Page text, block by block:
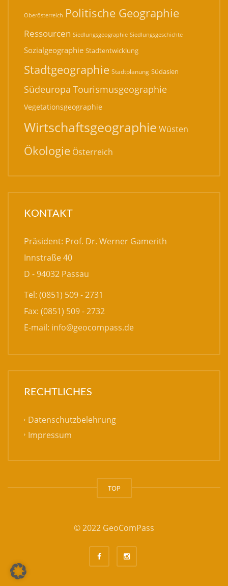
Oberösterreich Politische Geographie
Ressourcen Siedlungsgeographie Siedlungsgeschichte
Sozialgeographie Stadtentwicklung
Stadtgeographie Stadtplanung Südasien
Südeuropa Tourismusgeographie
Vegetationsgeographie
Wirtschaftsgeographie Wüsten
Ökologie Österreich
KONTAKT
Präsident: Prof. Dr. Werner Gamerith
Innstraße 40
D - 94032 Passau
Tel: (0851) 509 - 2731
Fax: (0851) 509 - 2732
E-mail: info@geocompass.de
RECHTLICHES
Datenschutzbelehrung
Impressum
TOP
© 2022 GeoComPass